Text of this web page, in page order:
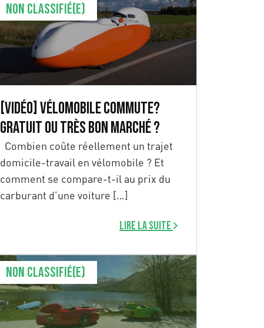
Non classifié(e)
[Vidéo] Vélomobile Commute?
Gratuit ou très bon marché ?
Combien coûte réellement un trajet
domicile-travail en vélomobile ? Et
comment se compare-t-il au prix du
carburant d’une voiture […]
Lire la suite
Non classifié(e)